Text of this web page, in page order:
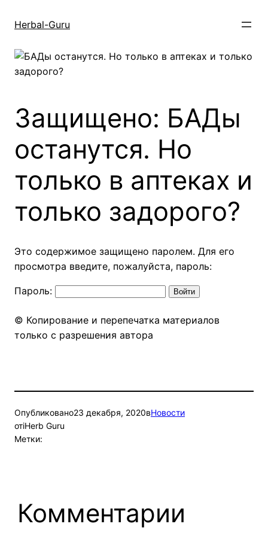
Herbal-Guru
Защищено: БАДы
останутся. Но
только в аптеках и
только задорого?
Это содержимое защищено паролем. Для его
просмотра введите, пожалуйста, пароль:
Пароль:
© Копирование и перепечатка материалов
только с разрешения автора
Опубликовано23 декабря, 2020вНовости
отiHerb Guru
Метки:
Комментарии